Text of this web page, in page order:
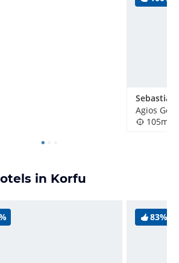
Agios
105m
in Korfu
83%